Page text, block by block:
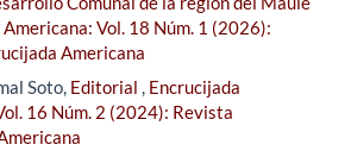
Vol. 18 Núm. 1 (2026):
Americana
Soto, Editorial , Encrucijada
16 Núm. 2 (2024): Revista